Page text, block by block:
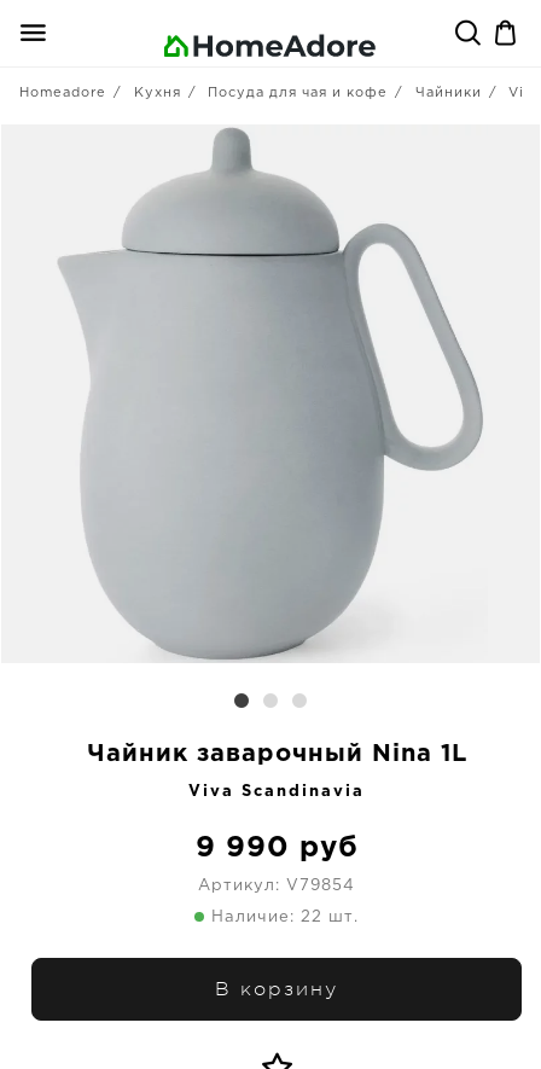
Homeadore Кухня Посуда для чая и кофе Чайники
Чайник заварочный Nina 1L
Viva Scandinavia
9 990 руб
Артикул: V79854
Наличие: 22 шт.
В корзину